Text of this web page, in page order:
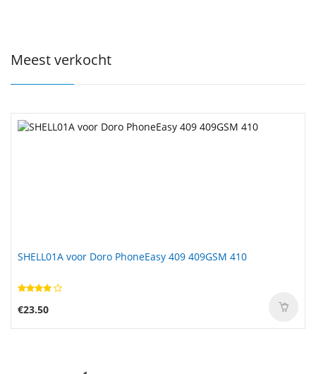
Meest verkocht
SHELL01A voor Doro PhoneEasy 409 409GSM 410
€23.50
L18C3PF7 voor Lenovo Ideapad C340 S340-14API S340-
€74.99